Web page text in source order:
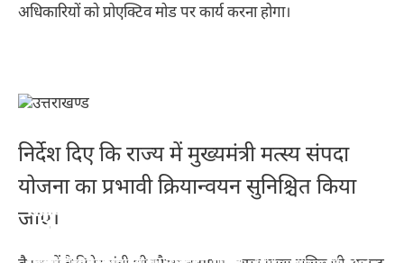
अधिकारियों को प्रोएक्टिव मोड पर कार्य करना होगा।
निर्देश दिए कि राज्य में मुख्यमंत्री मत्स्य संपदा
योजना का प्रभावी क्रियान्वयन सुनिश्चित किया
जाए।
स्किन के लिए टमाटर के 10 फायदे – 10 benefits of
tomato for skin
सर्दियों में शहद खाने के 10 बेहतरीन फायदे – 10 best
benefits of eating honey in winter
सर्दियों में चुकंदर खाने के 10 फायदे – 10 benefits of
eating beetroot in winter
सर्दियों में किशमिश खाने के 10 गज़ब के फायदे – 10
amazing benefits of eating raisins in winter